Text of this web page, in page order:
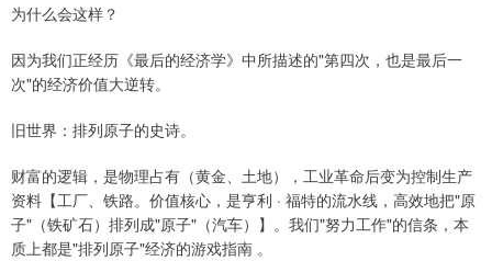
为什么会这样？
因为我们正经历《最后的经济学》中所描述的"第四次，也是最后一
次"的经济价值大逆转。
旧世界：排列原子的史诗。
财富的逻辑，是物理占有（黄金、土地），工业革命后变为控制生产
资料【工厂、铁路。价值核心，是亨利 · 福特的流水线，高效地把"原
子"（铁矿石）排列成"原子"（汽车）】。我们"努力工作"的信条，本
质上都是"排列原子"经济的游戏指南 。